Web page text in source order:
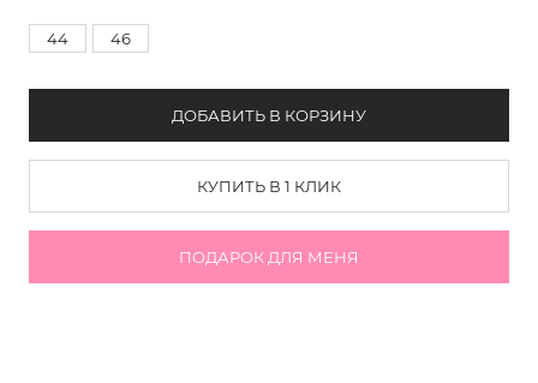
44 46
ДОБАВИТЬ В КОРЗИНУ
КУПИТЬ В 1 КЛИК
ПОДАРОК ДЛЯ МЕНЯ